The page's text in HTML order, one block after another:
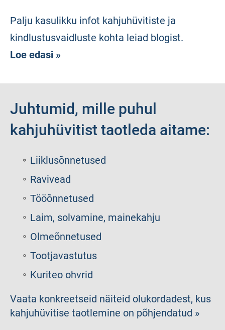
Palju kasulikku infot kahjuhüvitiste ja
kindlustusvaidluste kohta leiad blogist.
Loe edasi »
Juhtumid, mille puhul
kahjuhüvitist taotleda aitame:
Liiklusõnnetused
Ravivead
Tööõnnetused
Laim, solvamine, mainekahju
Olmeõnnetused
Tootjavastutus
Kuriteo ohvrid
Vaata konkreetseid näiteid olukordadest, kus
kahjuhüvitise taotlemine on põhjendatud »